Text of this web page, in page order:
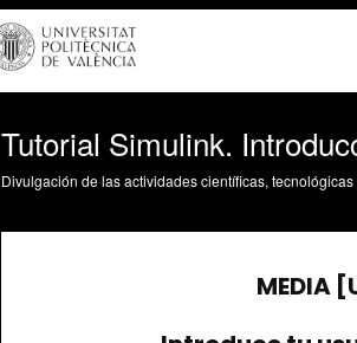
Tutorial Simulink.
Divulgación de las actividades científicas,